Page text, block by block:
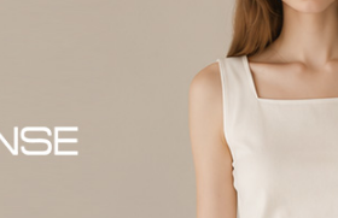
장바구니 쿠폰